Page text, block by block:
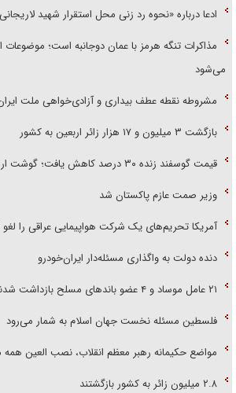
ادعا درباره «نحوه رد زنی محل استقرار شهید
مذاکرات تنگه هرمز با عمان دوجانبه است؛ موضوعات
می‌شود
مشروطه نقطه عطف بیداری و آزادی‌خواهی ملت
بازگشت ۳ میلیون و ۱۷ هزار زائر اربعین به کشور
قیمت گوسفند زنده ۳۰ درصد کاهش یافت؛ گوشت ارزان نشد
وزیر صمت عازم پاکستان شد
آمریکا تحریم‌های یک شرکت هواپیمایی عراقی را لغو
دنده دولت به واگذاری مسئله‌دار ایران‌خودرو
۲۱ عامل موساد و ۴ عضو باند‌های مسلح بازداشت شدند
فلسطین مسئله نخست جهان اسلام به شمار می‌رود
مواضع حکیمانه رهبر معظم انقلاب، نصب العین همه
۲.۸ میلیون زائر به کشور بازگشتند